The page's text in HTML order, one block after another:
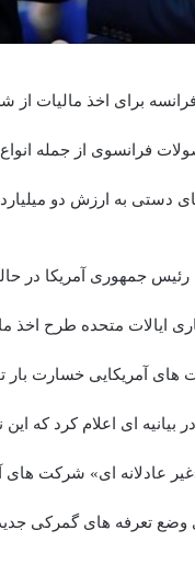
برای اخذ مالیات
فرانسوی از جمله انواع
و ۴۰۰ میلیون دلار وضع خواهد
رئیس جمهوری آمریکا در
ایالات متحده طرح
های آمریکایی خسارت
بیانیه ای اعلام کرد که
عادلانه ای» شرکت های
وضع تعرفه های گمرکی